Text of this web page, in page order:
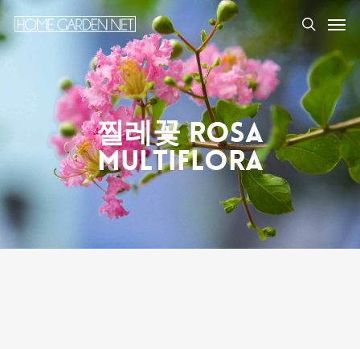
찔레꽃 Rosa
Multiflora